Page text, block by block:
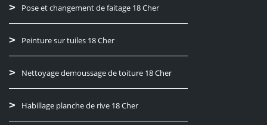
Pose et changement de faitage 18 Cher
Peinture sur tuiles 18 Cher
Nettoyage demoussage de toiture 18 Cher
Habillage planche de rive 18 Cher